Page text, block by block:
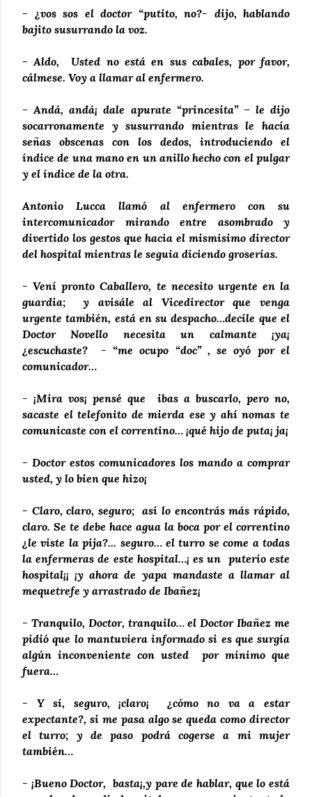
- ¿vos sos el doctor “putito, no?- dijo, hablando
bajito susurrando la voz.
- Aldo, Usted no está en sus cabales, por favor,
cálmese. Voy a llamar al enfermero.
- Andá, andá¡ dale apurate “princesita” – le dijo
socarronamente y susurrando mientras le hacía
señas obscenas con los dedos, introduciendo el
índice de una mano en un anillo hecho con el pulgar
y el índice de la otra.
Antonio Lucca llamó al enfermero con su
intercomunicador mirando entre asombrado y
divertido los gestos que hacia el mismísimo director
del hospital mientras le seguía diciendo groserías.
- Vení pronto Caballero, te necesito urgente en la
guardia; y avisále al Vicedirector que venga
urgente también, está en su despacho…decíle que el
Doctor Novello necesita un calmante ¡ya¡
¿escuchaste? - “me ocupo “doc” , se oyó por el
comunicador…
- ¡Mira vos¡ pensé que ibas a buscarlo, pero no,
sacaste el telefonito de mierda ese y ahí nomas te
comunicaste con el correntino… ¡qué hijo de puta¡ ja¡
- Doctor estos comunicadores los mando a comprar
usted, y lo bien que hizo¡
- Claro, claro, seguro; así lo encontrás más rápido,
claro. Se te debe hace agua la boca por el correntino
¿le viste la pija?... seguro… el turro se come a todas
la enfermeras de este hospital…¡ es un puterío este
hospital¡¡ ¡y ahora de yapa mandaste a llamar al
mequetrefe y arrastrado de Ibañez¡
- Tranquilo, Doctor, tranquilo… el Doctor Ibañez me
pidió que lo mantuviera informado si es que surgía
algún inconveniente con usted por mínimo que
fuera…
- Y sí, seguro, ¡claro¡ ¿cómo no va a estar
expectante?, si me pasa algo se queda como director
el turro; y de paso podrá cogerse a mi mujer
también…
- ¡Bueno Doctor, basta¡,y pare de hablar, que lo está